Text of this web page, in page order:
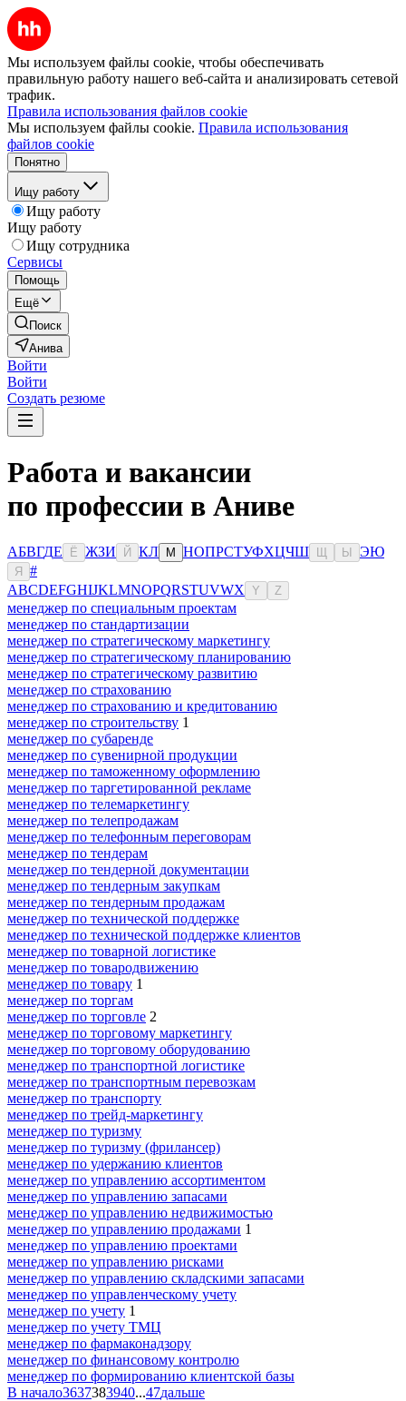
Мы используем файлы cookie, чтобы обеспечивать
правильную работу нашего веб-сайта и анализировать сетевой
трафик.
Правила использования файлов cookie
Мы используем файлы cookie. Правила использования
файлов cookie
Понятно
Ищу работу
Ищу работу
Ищу работу
Ищу сотрудника
Сервисы
Помощь
Ещё
Поиск
Анива
Войти
Войти
Создать резюме
Работа и вакансии
по профессии в Аниве
АБВГДЕ Ё ЖЗИ Й КЛ М НОПРСТУФХЦЧШ Ы ЭЮ
Я
#
ABCDEFGHIJKLMNOPQRSTUVWX Y Z
менеджер по специальным проектам
менеджер по стандартизации
менеджер по стратегическому маркетингу
менеджер по стратегическому планированию
менеджер по стратегическому развитию
менеджер по страхованию
менеджер по страхованию и кредитованию
менеджер по строительству 1
менеджер по субаренде
менеджер по сувенирной продукции
менеджер по таможенному оформлению
менеджер по таргетированной рекламе
менеджер по телемаркетингу
менеджер по телепродажам
менеджер по телефонным переговорам
менеджер по тендерам
менеджер по тендерной документации
менеджер по тендерным закупкам
менеджер по тендерным продажам
менеджер по технической поддержке
менеджер по технической поддержке клиентов
менеджер по товарной логистике
менеджер по товародвижению
менеджер по товару 1
менеджер по торгам
менеджер по торговле 2
менеджер по торговому маркетингу
менеджер по торговому оборудованию
менеджер по транспортной логистике
менеджер по транспортным перевозкам
менеджер по транспорту
менеджер по трейд-маркетингу
менеджер по туризму
менеджер по туризму (фрилансер)
менеджер по удержанию клиентов
менеджер по управлению ассортиментом
менеджер по управлению запасами
менеджер по управлению недвижимостью
менеджер по управлению продажами 1
менеджер по управлению проектами
менеджер по управлению рисками
менеджер по управлению складскими запасами
менеджер по управленческому учету
менеджер по учету 1
менеджер по учету ТМЦ
менеджер по фармаконадзору
менеджер по финансовому контролю
менеджер по формированию клиентской базы
В начало3637383940...47дальше